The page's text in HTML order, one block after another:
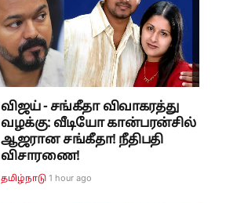
விஜய் - சங்கீதா விவாகரத்து
வழக்கு: வீடியோ கான்பரன்சில்
ஆஜரான சங்கீதா! நீதிபதி
விசாரணை!
தமிழ்நாடு 1 hour ago